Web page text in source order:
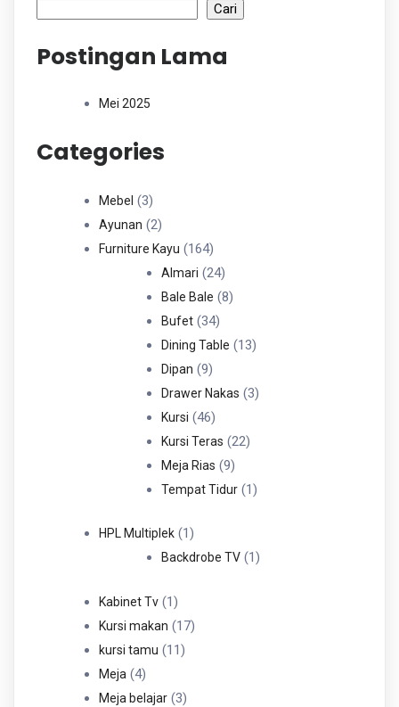
Cari
Postingan Lama
Mei 2025
Categories
Mebel 33
Produk
Ayunan 22
Produk
Furniture Kayu 164164
Produk
Almari 2424
Produk
Bale Bale 88
Bufet 3434
Produk
Dining Table 1313
Dipan 99
Produk
Drawer Nakas 33
Kursi 4646
Produk
Kursi Teras 2222
Meja Rias 99
Produk
Tempat Tidur 11
HPL Multiplek 11
Produk
Backdrobe TV 11
Kabinet Tv 11
Produk
Kursi makan 1717
kursi tamu 1111
Meja 44
Produk
Meja belajar 33